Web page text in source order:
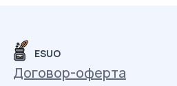
ESUO
Договор-оферта